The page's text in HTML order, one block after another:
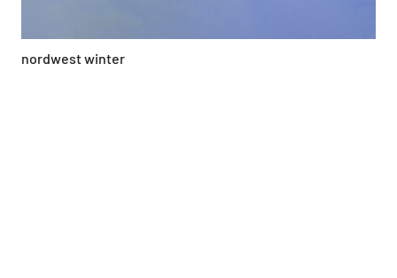
nordwest winter